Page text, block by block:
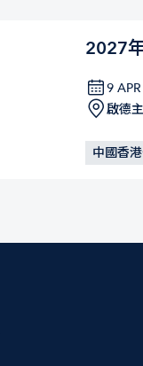
2027
9
啟德
中國香